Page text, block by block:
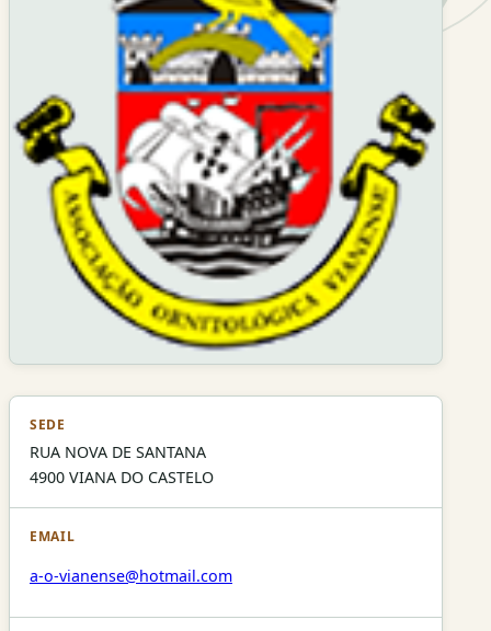
SEDE
RUA NOVA DE SANTANA
4900 VIANA DO CASTELO
EMAIL
a-o-vianense@hotmail.com